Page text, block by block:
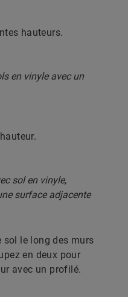
hauteurs.
le long des murs
en deux pour
avec un profilé.